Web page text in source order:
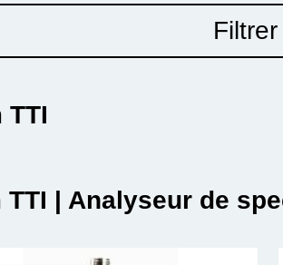
TTI
TTI | Analyseur de